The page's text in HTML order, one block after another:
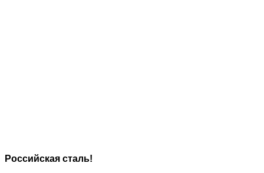
Российская сталь!